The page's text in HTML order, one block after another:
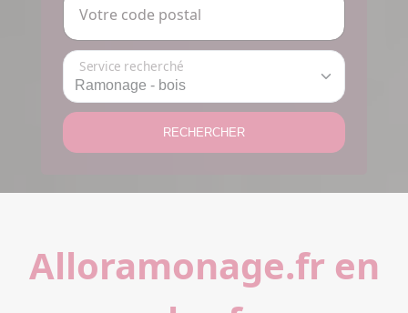
Votre code postal
Service recherché
RECHERCHER
Alloramonage.fr en